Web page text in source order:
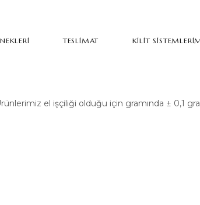
el işçiliği olduğu için gramında ± 0,1
TESLIMAT KILIT